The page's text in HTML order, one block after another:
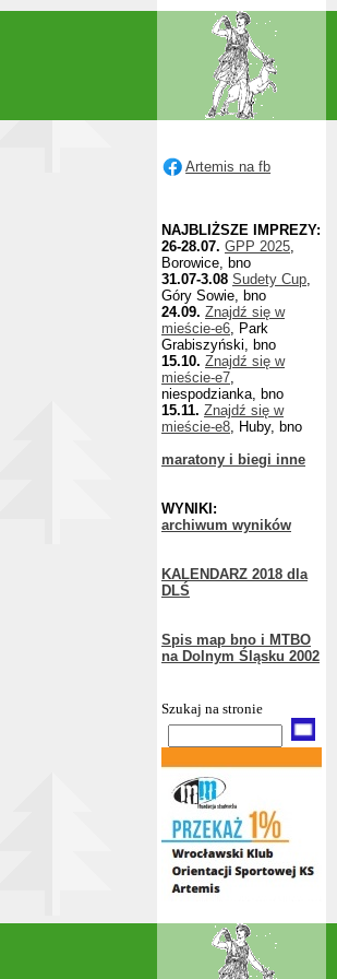
Artemis na fb
NAJBLIŻSZE IMPREZY:
26-28.07. GPP 2025,
Borowice, bno
31.07-3.08 Sudety Cup,
Góry Sowie, bno
24.09. Znajdź się w
mieście-e6, Park
Grabiszyński, bno
15.10. Znajdź się w
mieście-e7,
niespodzianka, bno
15.11. Znajdź się w
mieście-e8, Huby, bno
maratony i biegi inne
WYNIKI:
archiwum wyników
KALENDARZ 2018 dla
DLŚ
Spis map bno i MTBO
na Dolnym Śląsku 2002
Szukaj na stronie